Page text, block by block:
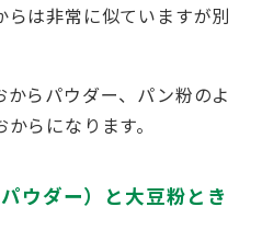
は非常に似ていますが別
らパウダー、パン粉のよ
らになります。
ウダー）と大豆粉とき